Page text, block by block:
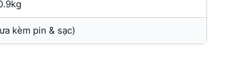
kèm pin & sạc)